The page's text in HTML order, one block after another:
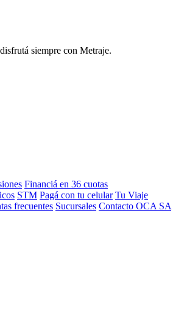
siempre con Metraje.
Financiá en 36 cuotas
STM Pagá con tu celular Tu Viaje
frecuentes Sucursales Contacto OCA SA